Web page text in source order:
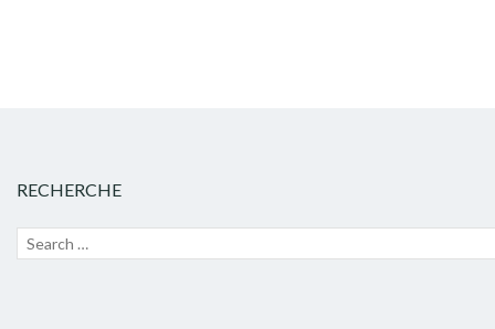
RECHERCHE
Recherche